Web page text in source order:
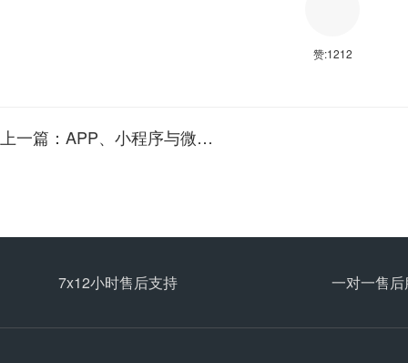
赞:1212
上一篇：APP、小程序与微商城，这三者有什么区别，又该如何选择呢？
7x12小时售后支持 一对一售